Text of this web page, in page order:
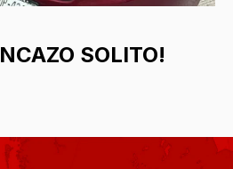
SOLITO!